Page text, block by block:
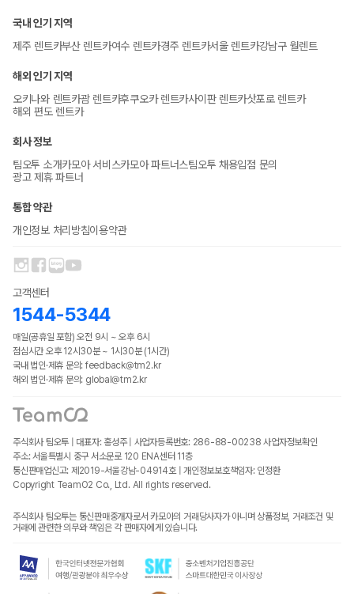
국내 인기 지역
제주 렌트카부산 렌트카여수 렌트카경주 렌트카서울 렌트카강남구 월렌트
해외 인기 지역
오키나와 렌트카괌 렌트카후쿠오카 렌트카사이판 렌트카삿포로 렌트카
해외 편도 렌트카
회사 정보
팀오투 소개카모아 서비스카모아 파트너스팀오투 채용입점 문의
광고 제휴 파트너
통합 약관
개인정보 처리방침이용약관
고객센터
1544-5344
매일(공휴일 포함) 오전 9시 ~ 오후 6시
점심시간 오후 12시30분 ~ 1시30분 (1시간)
국내 법인·제휴 문의: feedback@tm2.kr
해외 법인·제휴 문의: global@tm2.kr
주식회사 팀오투 | 대표자: 홍성주 | 사업자등록번호: 286-88-00238 사업자정보확인
주소: 서울특별시 중구 서소문로 120 ENA센터 11층
통신판매업신고: 제2019-서울강남-04914호 | 개인정보보호책임자: 인정환
Copyright TeamO2 Co., Ltd. All rights reserved.
주식회사 팀오투는 통신판매중개자로서 카모아의 거래당사자가 아니며 상품정보, 거래조건 및
거래에 관련한 의무와 책임은 각 판매자에게 있습니다.